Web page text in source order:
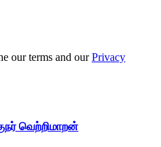
our terms and ourPrivacy
வெற்றிமாறன்